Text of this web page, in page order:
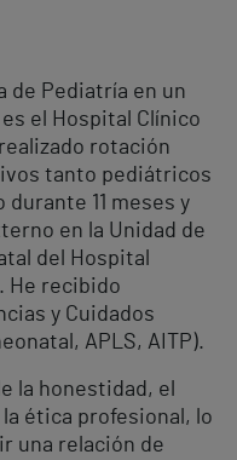
de Pediatría en un
el Hospital Clínico
rotación
tanto pediátricos
11 meses y
en la Unidad de
del Hospital
He recibido
y Cuidados
APLS, AITP).
la honestidad, el
ética profesional, lo
una relación de